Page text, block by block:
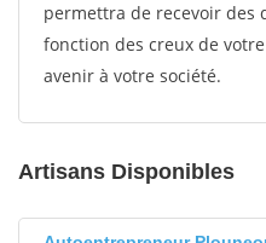
permettra de recevoir des
fonction des creux de
avenir à votre société.
Artisans Disponibles